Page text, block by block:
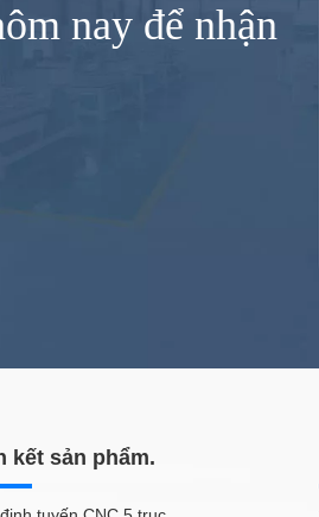
nay để nhận
kết sản phẩm.